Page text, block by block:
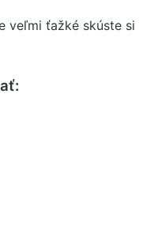
veľmi ťažké skúste si